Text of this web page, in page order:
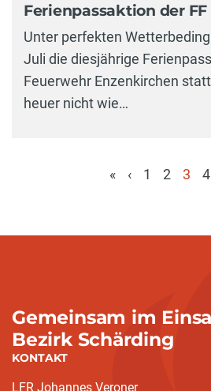
Ferienpassaktion der
Unter perfekten
Juli die diesjährige
Feuerwehr Enzenkirchen
heuer nicht wie…
« ‹ 1 2
3
4
Gemeinsam im
Bezirk Schärding
KONTAKT
LFR Johannes Veroner